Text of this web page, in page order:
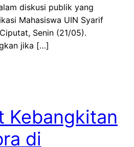
diskusi publik yang
Mahasiswa UIN Syarif
Senin (21/05).
jika […]
Kebangkitan
di